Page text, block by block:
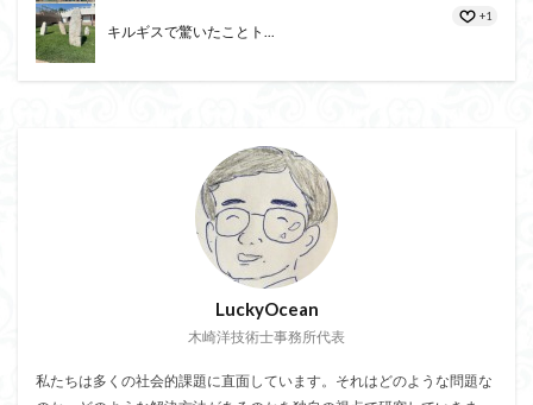
キルギスで驚いたことト...
+1
LuckyOcean
木崎洋技術士事務所代表
私たちは多くの社会的課題に直面しています。それはどのような問題な